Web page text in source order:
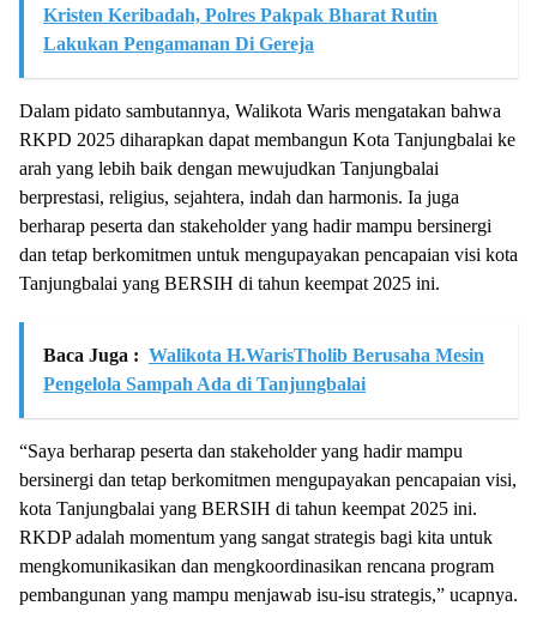
Kristen Keribadah, Polres Pakpak Bharat Rutin
Lakukan Pengamanan Di Gereja
Dalam pidato sambutannya, Walikota Waris mengatakan bahwa
RKPD 2025 diharapkan dapat membangun Kota Tanjungbalai ke
arah yang lebih baik dengan mewujudkan Tanjungbalai
berprestasi, religius, sejahtera, indah dan harmonis. Ia juga
berharap peserta dan stakeholder yang hadir mampu bersinergi
dan tetap berkomitmen untuk mengupayakan pencapaian visi kota
Tanjungbalai yang BERSIH di tahun keempat 2025 ini.
Baca Juga : Walikota H.WarisTholib Berusaha Mesin
Pengelola Sampah Ada di Tanjungbalai
“Saya berharap peserta dan stakeholder yang hadir mampu
bersinergi dan tetap berkomitmen mengupayakan pencapaian visi,
kota Tanjungbalai yang BERSIH di tahun keempat 2025 ini.
RKDP adalah momentum yang sangat strategis bagi kita untuk
mengkomunikasikan dan mengkoordinasikan rencana program
pembangunan yang mampu menjawab isu-isu strategis,” ucapnya.